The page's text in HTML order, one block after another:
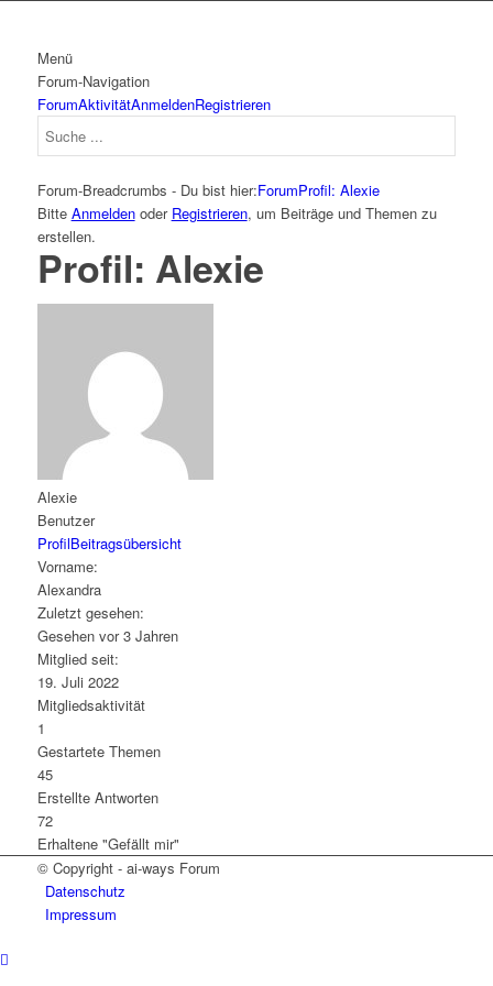
Menü
Forum-Navigation
ForumAktivitätAnmeldenRegistrieren
Forum-Breadcrumbs - Du bist hier:ForumProfil: Alexie
Bitte Anmeldenoder Registrieren, um Beiträge und Themen zu
erstellen.
Profil: Alexie
Alexie
Benutzer
ProfilBeitragsübersicht
Vorname:
Alexandra
Zuletzt gesehen:
Gesehen vor 3 Jahren
Mitglied seit:
19. Juli 2022
Mitgliedsaktivität
1
Gestartete Themen
45
Erstellte Antworten
72
Erhaltene "Gefällt mir"
© Copyright - ai-ways Forum
Datenschutz
Impressum